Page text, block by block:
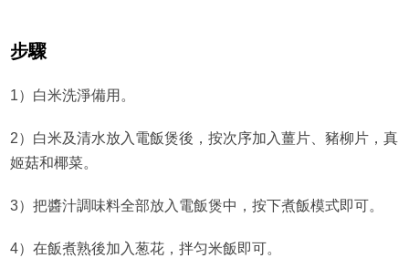
步驟
1）白米洗淨備用。
2）白米及清水放入電飯煲後，按次序加入薑片、豬柳片，真
姬菇和椰菜。
3）把醬汁調味料全部放入電飯煲中，按下煮飯模式即可。
4）在飯煮熟後加入葱花，拌匀米飯即可。